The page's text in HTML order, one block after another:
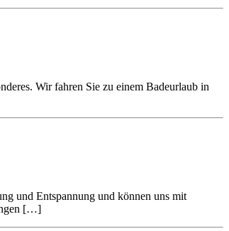
Wir fahren Sie zu einem Badeurlaub in
und Entspannung und können uns mit
[…]